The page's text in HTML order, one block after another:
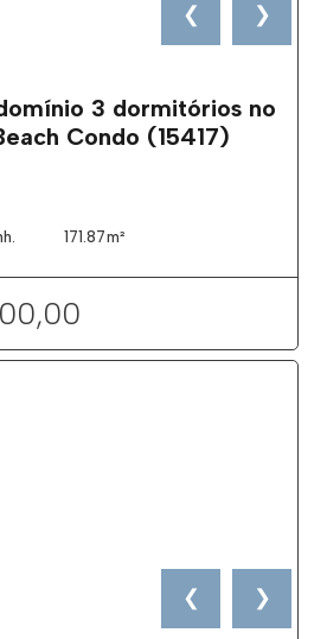
❮ ❯
3 dormitórios no
Condo (15417)
171.87m²
❮ ❯